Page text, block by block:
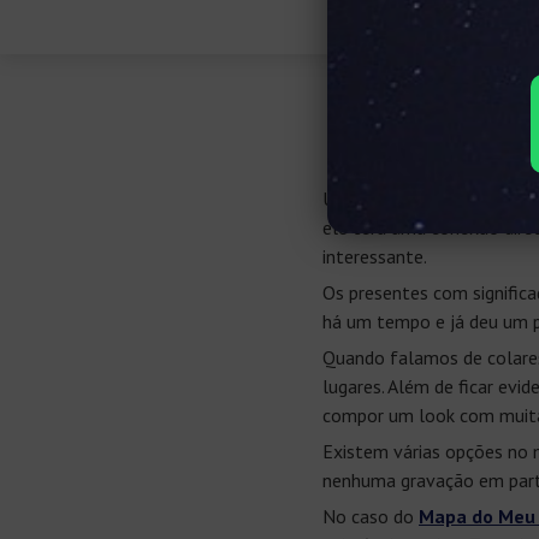
Colar
Um colar com pingente
ele terá uma conexão
interessante.
Os presentes com
há um tempo e já deu um
Quando falamos de
lugares. Além de ficar
compor um look com
Existem várias opções no
nenhuma gravação em
No caso do Mapa do Meu